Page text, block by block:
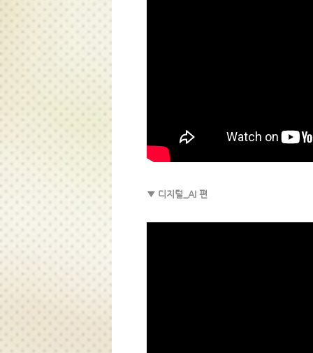
▼ 디지털_AI 편